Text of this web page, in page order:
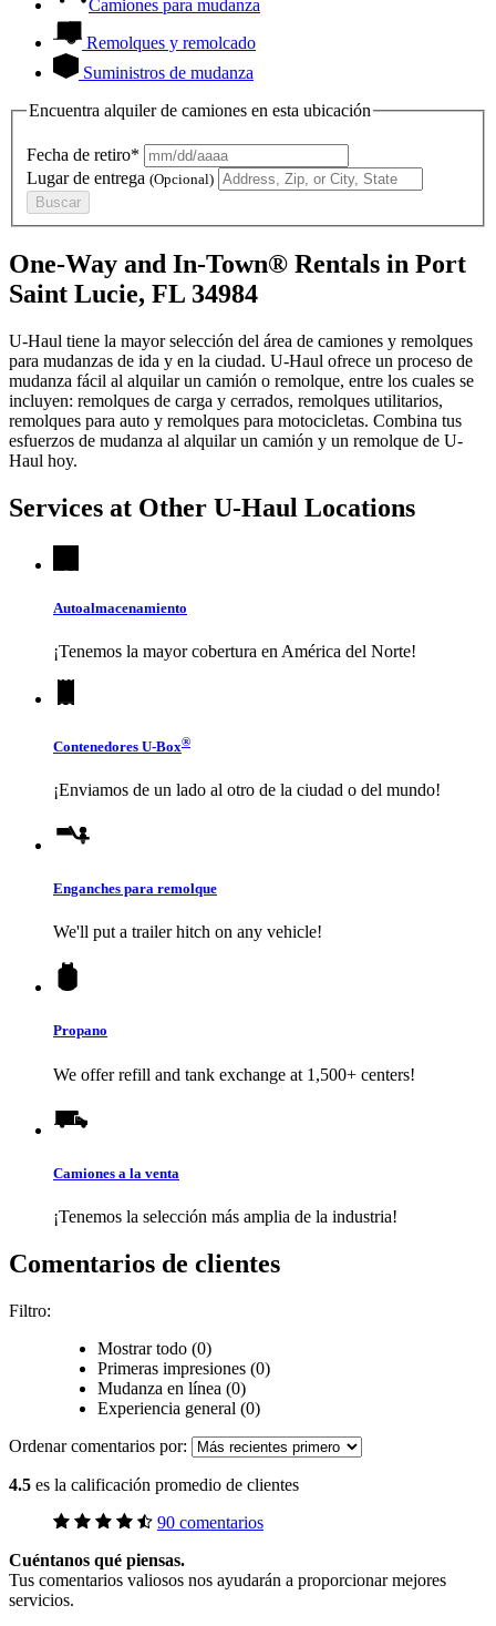
Camiones para mudanza
Remolques y remolcado
Suministros de mudanza
Encuentra alquiler de camiones en esta ubicación
Fecha de retiro*
Lugar de entrega (Opcional)
Buscar
One-Way and In-Town® Rentals in Port
Saint Lucie, FL 34984
U-Haul tiene la mayor selección del área de camiones y remolques
para mudanzas de ida y en la ciudad. U-Haul ofrece un proceso de
mudanza fácil al alquilar un camión o remolque, entre los cuales se
incluyen: remolques de carga y cerrados, remolques utilitarios,
remolques para auto y remolques para motocicletas. Combina tus
esfuerzos de mudanza al alquilar un camión y un remolque de U-
Haul hoy.
Services at Other U-Haul Locations
Autoalmacenamiento
¡Tenemos la mayor cobertura en América del Norte!
Contenedores U-Box®
¡Enviamos de un lado al otro de la ciudad o del mundo!
Enganches para remolque
We'll put a trailer hitch on any vehicle!
Propano
We offer refill and tank exchange at 1,500+ centers!
Camiones a la venta
¡Tenemos la selección más amplia de la industria!
Comentarios de clientes
Filtro:
Mostrar todo (0)
Primeras impresiones (0)
Mudanza en línea (0)
Experiencia general (0)
Ordenar comentarios por:
4.5 es la calificación promedio de clientes
90 comentarios
Cuéntanos qué piensas.
Tus comentarios valiosos nos ayudarán a proporcionar mejores
servicios.